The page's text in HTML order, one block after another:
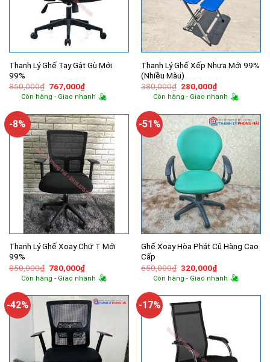
Thanh Lý Ghế Tay Gật Gù Mới
99%
850,000₫ Giá
gốc
là:
767,000₫Giá
hiện
tại
767,000₫.
Còn hàng - Giao nhanh
Thanh Lý Ghế Xếp Nhựa Mới 99%
(Nhiều Màu)
380,000₫ Giá
gốc
là:
280,000₫Giá
hiện
tại
280,000₫.
Còn hàng - Giao nhanh
-8%
Thanh Lý Ghế Xoay Chữ T Mới
99%
850,000₫ Giá
gốc
là:
780,000₫Giá
hiện
tại
780,000₫.
Còn hàng - Giao nhanh
-51%
Ghế Xoay Hòa Phát Cũ Hàng Cao
Cấp
650,000₫ Giá
gốc
là:
320,000₫Giá
hiện
tại
320,000₫.
Còn hàng - Giao nhanh
-42% -17%